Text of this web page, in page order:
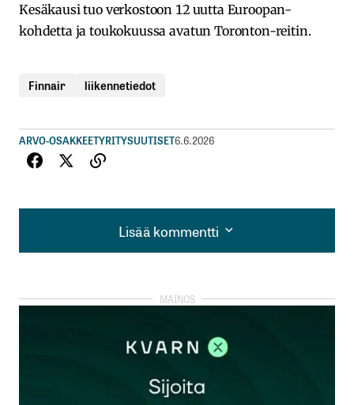
Kesäkausi tuo verkostoon 12 uutta Euroopan-
kohdetta ja toukokuussa avatun Toronton-reitin.
Finnair liikennetiedot
ARVO-OSAKKEETYRITYSUUTISET6.6.2026
Lisää kommentti
Lisää kommentti
kirjautua
rekisteröityä